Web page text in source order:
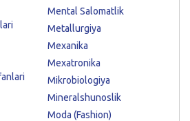
Mental Salomatlik
Metallurgiya
Mexanika
Mexatronika
Mikrobiologiya
Mineralshunoslik
Moda (Fashion)